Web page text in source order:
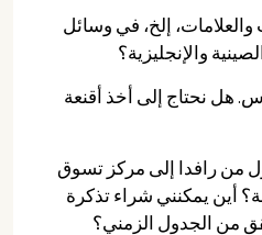
إلخ، في وسائل
والإنجليزية؟
هل نحتاج إلى أخذ أقنعة
من رافدا إلى مركز تسوق
أين يمكنني شراء تذكرة
من الجدول الزمني؟